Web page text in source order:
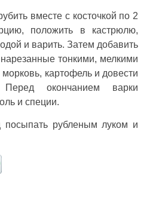
вместе с косточкой по 2
положить в кастрюлю,
и варить. Затем добавить
тонкими, мелкими
морковь, картофель и довести
Перед окончанием варки
и специи.
рубленым луком и